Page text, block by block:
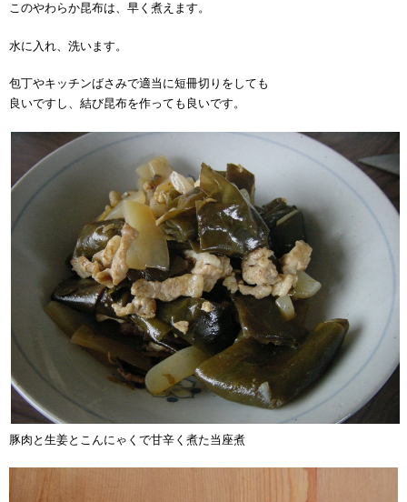
このやわらか昆布は、早く煮えます。
水に入れ、洗います。
包丁やキッチンばさみで適当に短冊切りをしても
良いですし、結び昆布を作っても良いです。
豚肉と生姜とこんにゃくで甘辛く煮た当座煮